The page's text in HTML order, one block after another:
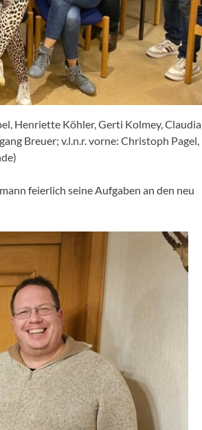
Henriette Köhler, Gerti Kolmey, Claudia
Breuer; v.l.n.r. vorne: Christoph Pagel,
feierlich seine Aufgaben an den neu